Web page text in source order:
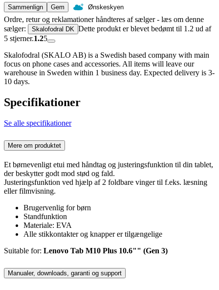
Sammenlign
Gem Ønskeskyen
Ordre, retur og reklamationer håndteres af sælger - læs om denne
sælger:
Skalofodral DK Dette produkt er blevet bedømt til 1.2 ud af
5 stjerner.1.25
Skalofodral (SKALO AB) is a Swedish based company with main
focus on phone cases and accessories. All items will leave our
warehouse in Sweden within 1 business day. Expected delivery is 3-
10 days.
Specifikationer
Se alle specifikationer
Mere om produktet
Et børnevenligt etui med håndtag og justeringsfunktion til din tablet,
der beskytter godt mod stød og fald.
Justeringsfunktion ved hjælp af 2 foldbare vinger til f.eks. læsning
eller filmvisning.
Brugervenlig for børn
Standfunktion
Materiale: EVA
Alle stikkontakter og knapper er tilgængelige
Suitable for: Lenovo Tab M10 Plus 10.6"" (Gen 3)
Manualer, downloads, garanti og support